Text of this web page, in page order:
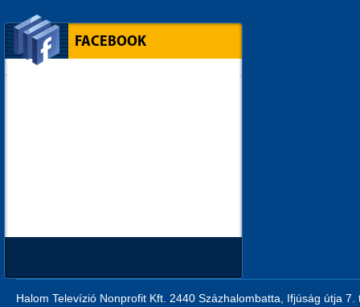
FACEBOOK
Halom Televízió Nonprofit Kft. 2440 Százhalombatta, Ifjúság útja